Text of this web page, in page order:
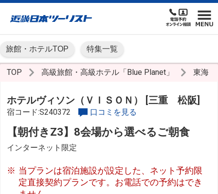
旅館・ホテルTOP 特集一覧
TOP 高級旅館・高級ホテル「Blue Planet」 東海
ホテルヴィソン（ＶＩＳＯＮ） [三重 松阪]
宿コード:S240372 口コミを見る
【朝付きZ3】8会場から選べるご朝食
インターネット限定
当プランは宿泊施設が設定した、ネット予約限
定直接契約プランです。お電話での予約はでき